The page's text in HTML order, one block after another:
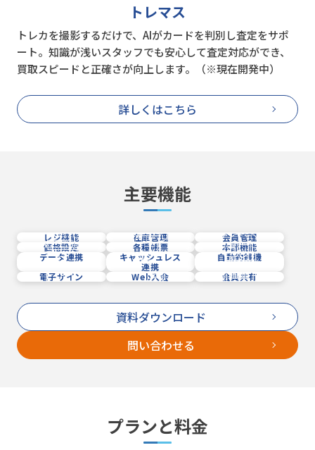
トレマス
トレカを撮影するだけで、AIがカードを判別し査定をサポ
ート。知識が浅いスタッフでも安心して査定対応ができ、
買取スピードと正確さが向上します。（※現在開発中）
詳しくはこちら
主要機能
レジ機能 在庫管理
会員管理
価格設定
各種帳票
本部機能
データ連携
キャッシュレス
連携
自動釣銭機
電子サイン
Web入会 会員共有
資料ダウンロード
問い合わせる
プランと料金